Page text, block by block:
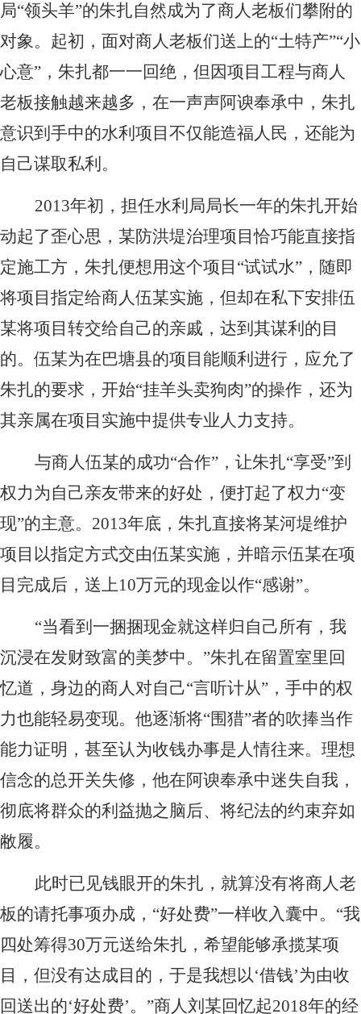
局“领头羊”的朱扎自然成为了商人老板们攀附的
对象。起初，面对商人老板们送上的“土特产”“小
心意”，朱扎都一一回绝，但因项目工程与商人
老板接触越来越多，在一声声阿谀奉承中，朱扎
意识到手中的水利项目不仅能造福人民，还能为
自己谋取私利。
2013年初，担任水利局局长一年的朱扎开始
动起了歪心思，某防洪堤治理项目恰巧能直接指
定施工方，朱扎便想用这个项目“试试水”，随即
将项目指定给商人伍某实施，但却在私下安排伍
某将项目转交给自己的亲戚，达到其谋利的目
的。伍某为在巴塘县的项目能顺利进行，应允了
朱扎的要求，开始“挂羊头卖狗肉”的操作，还为
其亲属在项目实施中提供专业人力支持。
与商人伍某的成功“合作”，让朱扎“享受”到
权力为自己亲友带来的好处，便打起了权力“变
现”的主意。2013年底，朱扎直接将某河堤维护
项目以指定方式交由伍某实施，并暗示伍某在项
目完成后，送上10万元的现金以作“感谢”。
“当看到一捆捆现金就这样归自己所有，我
沉浸在发财致富的美梦中。”朱扎在留置室里回
忆道，身边的商人对自己“言听计从”，手中的权
力也能轻易变现。他逐渐将“围猎”者的吹捧当作
能力证明，甚至认为收钱办事是人情往来。理想
信念的总开关失修，他在阿谀奉承中迷失自我，
彻底将群众的利益抛之脑后、将纪法的约束弃如
敝履。
此时已见钱眼开的朱扎，就算没有将商人老
板的请托事项办成，“好处费”一样收入囊中。“我
四处筹得30万元送给朱扎，希望能够承揽某项
目，但没有达成目的，于是我想以‘借钱’为由收
回送出的‘好处费’。”商人刘某回忆起2018年的经